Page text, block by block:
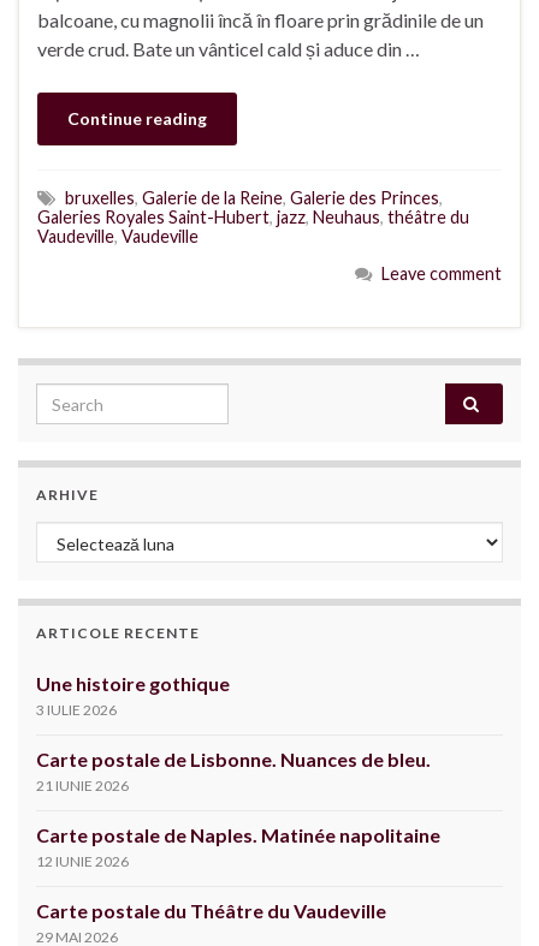
balcoane, cu magnolii încă în floare prin grădinile de un
verde crud. Bate un vânticel cald și aduce din …
Continue reading
bruxelles, Galerie de la Reine, Galerie des Princes,
Galeries Royales Saint-Hubert, jazz, Neuhaus, théâtre du
Vaudeville, Vaudeville
Leave comment
Search for:
ARHIVE
Arhive
ARTICOLE RECENTE
Une histoire gothique
3 IULIE 2026
Carte postale de Lisbonne. Nuances de bleu.
21 IUNIE 2026
Carte postale de Naples. Matinée napolitaine
12 IUNIE 2026
Carte postale du Théâtre du Vaudeville
29 MAI 2026